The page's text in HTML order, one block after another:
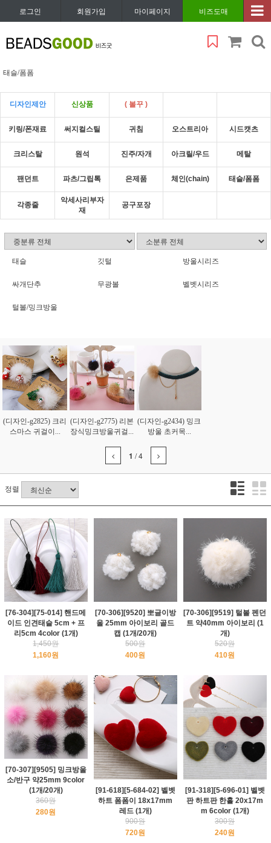
로그인 회원가입 마이페이지 비즈도매
태슬/폼폼
디자인제안 신상품 ( 볼꾸 )
키링/폰재료 써지컬스틸 귀침 오스트리아 시드캣츠
크리스탈 원석 진주/자개 아크릴/우드 메탈
팬던트 파츠/그립톡 은제품 체인(chain) 태슬/폼폼
각종줄
악세사리부자
재
공구포장
태슬 깃털 방울시리즈
싸개단추 무광볼 벨벳시리즈
털볼/밍크방울
(디자인-g2825) 크리
스마스 귀걸이...
(디자인-g2775) 리본
장식밍크방울귀걸...
(디자인-g2434) 밍크
방울 초커목...
1 /4
정렬
[76-304][75-014] 핸드메
이드 인견태슬 5cm + 프
리5cm 4color (1개)
1,450원
1,160원
[70-306][9520] 뽀글이방
울 25mm 아이보리 골드
캡 (1개/20개)
500원
400원
[70-306][9519] 털볼 펜던
트 약40mm 아이보리 (1
개)
520원
410원
[70-307][9505] 밍크방울
소/반구 약25mm 9color
(1개/20개)
360원
280원
[91-618][5-684-02] 벨벳
하트 폼폼이 18x17mm
레드 (1개)
900원
720원
[91-318][5-696-01] 벨벳
판 하트판 한홀 20x17m
m 6color (1개)
300원
240원